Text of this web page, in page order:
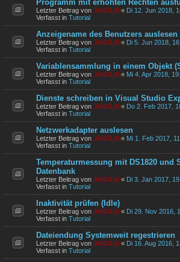
Programm mit erhöhten Rechten
Letzter Beitrag von Jet0JLH « Di 12. Jun 2018,
Verfasst in Tutorial
Anzeigename des Benutzers auslesen
Letzter Beitrag von Jet0JLH « Di 5. Jun 2018,
Verfasst in Tutorial
Variablensammlung in einem Objekt
Letzter Beitrag von Jet0JLH « Mi 4. Apr 2018,
Verfasst in Tutorial
Dienste schreiben in Visual Studio
Letzter Beitrag von Jet0JLH « Do 2. Feb 2017,
Verfasst in Tutorial
Netzwerkadapter auslesen
Letzter Beitrag von Jet0JLH « Mi 1. Feb 2017,
Verfasst in Tutorial
Temperaturmessung mit DS1820 und
Datenbank
Letzter Beitrag von Jet0JLH « Di 3. Jan 2017,
Verfasst in Tutorial
Inaktivität prüfen (Idle)
Letzter Beitrag von Jet0JLH « Di 29. Nov 2016,
Verfasst in Tutorial
Dateiendung Systemweit regestrieren
Letzter Beitrag von Jet0JLH « Di 16. Aug 2016,
Verfasst in Tutorial